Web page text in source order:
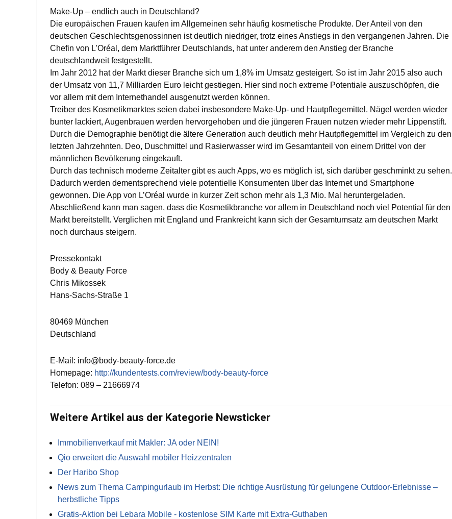
Make-Up – endlich auch in Deutschland?
Die europäischen Frauen kaufen im Allgemeinen sehr häufig kosmetische Produkte. Der Anteil von den
deutschen Geschlechtsgenossinnen ist deutlich niedriger, trotz eines Anstiegs in den vergangenen Jahren. Die
Chefin von L’Oréal, dem Marktführer Deutschlands, hat unter anderem den Anstieg der Branche
deutschlandweit festgestellt.
Im Jahr 2012 hat der Markt dieser Branche sich um 1,8% im Umsatz gesteigert. So ist im Jahr 2015 also auch
der Umsatz von 11,7 Milliarden Euro leicht gestiegen. Hier sind noch extreme Potentiale auszuschöpfen, die
vor allem mit dem Internethandel ausgenutzt werden können.
Treiber des Kosmetikmarktes seien dabei insbesondere Make-Up- und Hautpflegemittel. Nägel werden wieder
bunter lackiert, Augenbrauen werden hervorgehoben und die jüngeren Frauen nutzen wieder mehr Lippenstift.
Durch die Demographie benötigt die ältere Generation auch deutlich mehr Hautpflegemittel im Vergleich zu den
letzten Jahrzehnten. Deo, Duschmittel und Rasierwasser wird im Gesamtanteil von einem Drittel von der
männlichen Bevölkerung eingekauft.
Durch das technisch moderne Zeitalter gibt es auch Apps, wo es möglich ist, sich darüber geschminkt zu sehen.
Dadurch werden dementsprechend viele potentielle Konsumenten über das Internet und Smartphone
gewonnen. Die App von L’Oréal wurde in kurzer Zeit schon mehr als 1,3 Mio. Mal heruntergeladen.
Abschließend kann man sagen, dass die Kosmetikbranche vor allem in Deutschland noch viel Potential für den
Markt bereitstellt. Verglichen mit England und Frankreicht kann sich der Gesamtumsatz am deutschen Markt
noch durchaus steigern.
Pressekontakt
Body & Beauty Force
Chris Mikossek
Hans-Sachs-Straße 1
80469 München
Deutschland
E-Mail: info@body-beauty-force.de
Homepage: http://kundentests.com/review/body-beauty-force
Telefon: 089 – 21666974
Weitere Artikel aus der Kategorie Newsticker
Immobilienverkauf mit Makler: JA oder NEIN!
Qio erweitert die Auswahl mobiler Heizzentralen
Der Haribo Shop
News zum Thema Campingurlaub im Herbst: Die richtige Ausrüstung für gelungene Outdoor-Erlebnisse –
herbstliche Tipps
Gratis-Aktion bei Lebara Mobile - kostenlose SIM Karte mit Extra-Guthaben